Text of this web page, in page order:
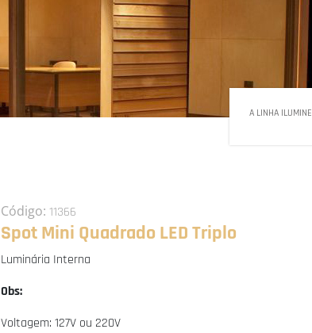
A LINHA ILUMINE
Código: 11366
Spot Mini Quadrado LED Triplo
Luminária Interna
Obs:
Voltagem: 127V ou 220V